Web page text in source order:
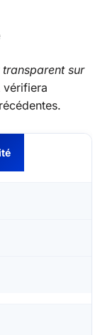
sur
vérifiera